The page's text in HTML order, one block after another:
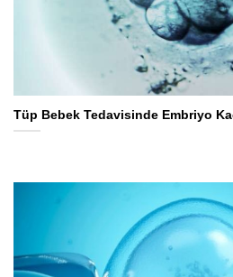
Tüp Bebek Tedavisinde Embriyo